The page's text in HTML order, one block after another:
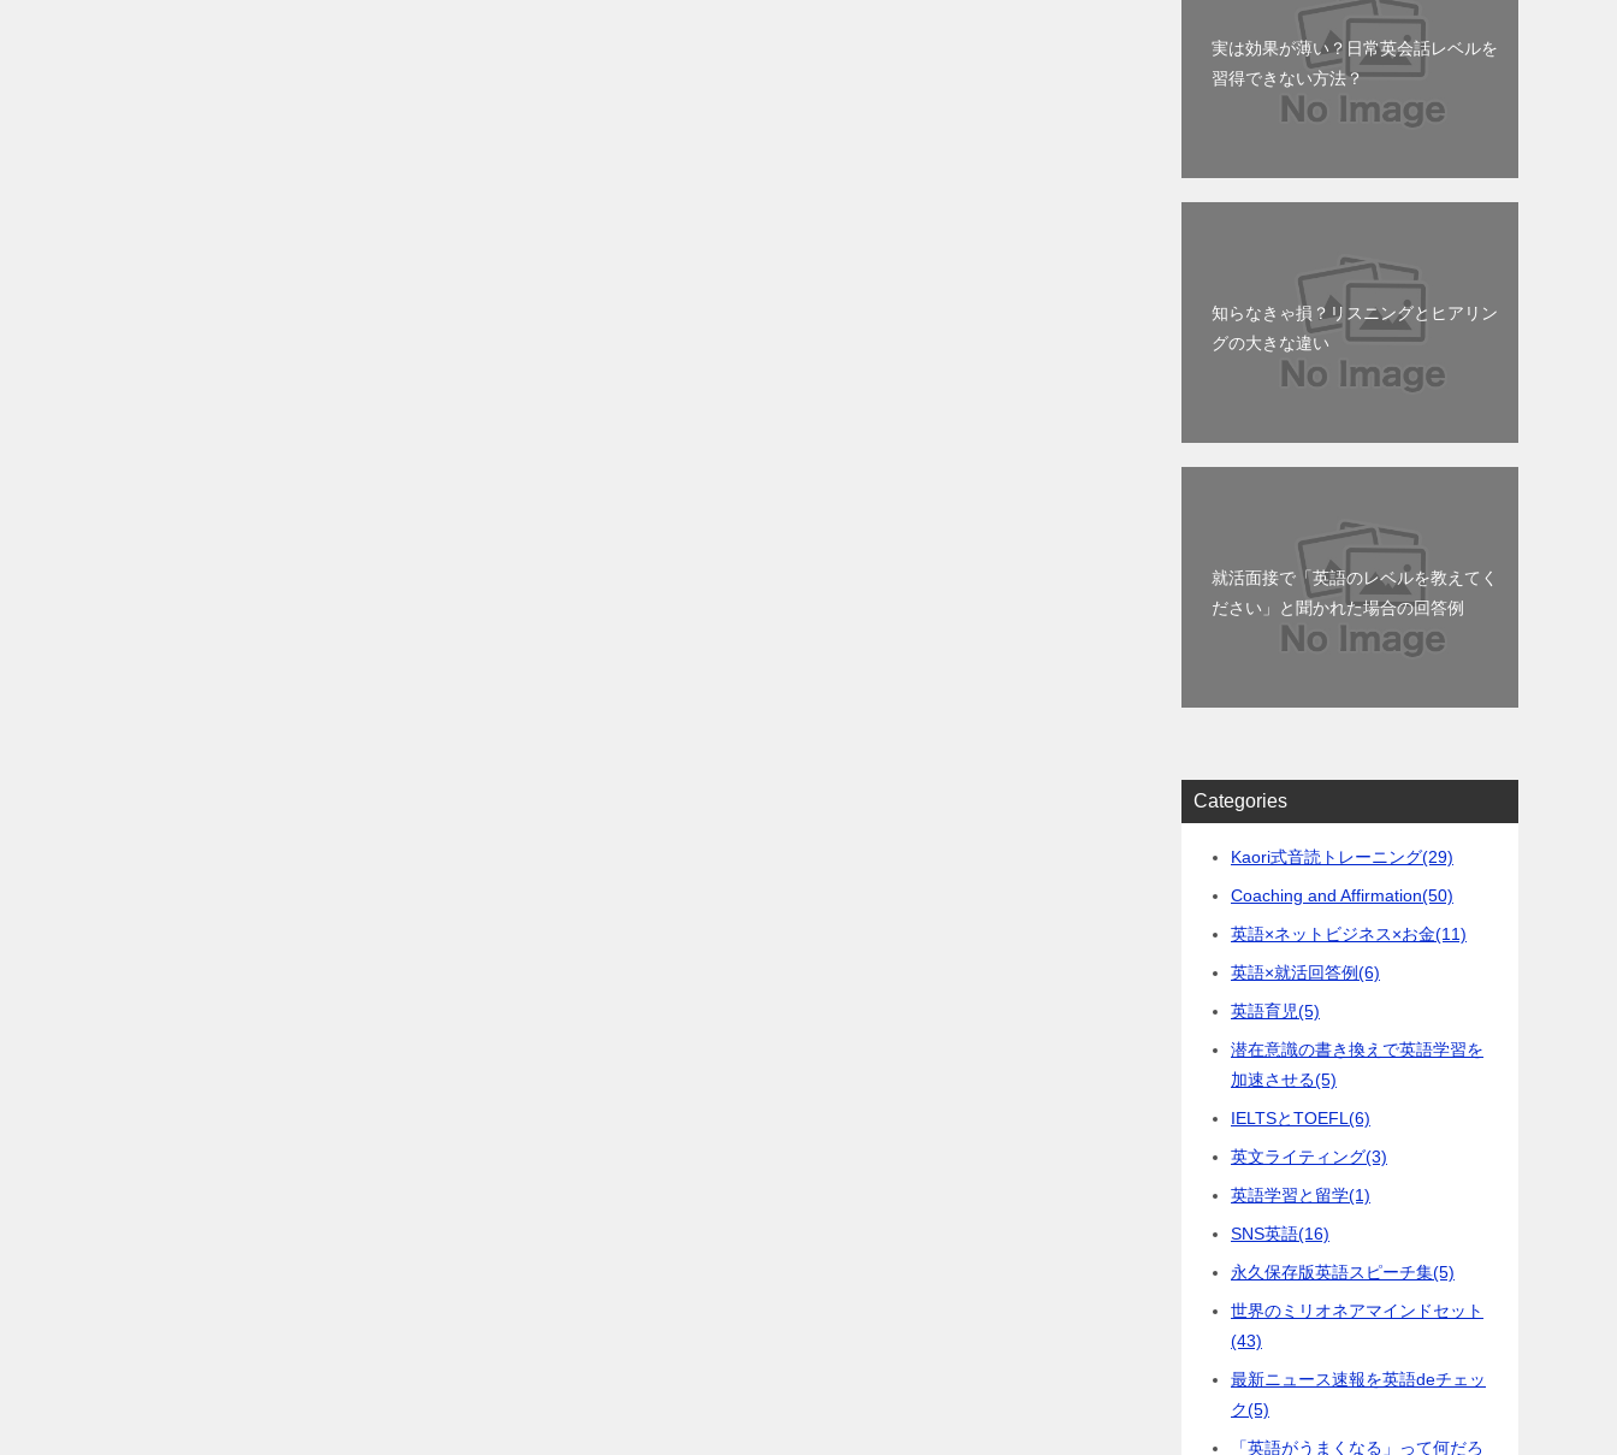
実は効果が薄い？日常英会話レベルを
習得できない方法？
知らなきゃ損？リスニングとヒアリン
グの大きな違い
就活面接で「英語のレベルを教えてく
ださい」と聞かれた場合の回答例
Categories
Kaori式音読トレーニング(29)
Coaching and Affirmation(50)
英語×ネットビジネス×お金(11)
英語×就活回答例(6)
英語育児(5)
潜在意識の書き換えで英語学習を
加速させる(5)
IELTSとTOEFL (6)
英文ライティング(3)
英語学習と留学(1)
SNS英語(16)
永久保存版英語スピーチ集(5)
世界のミリオネアマインドセット
(43)
最新ニュース速報を英語deチェッ
ク(5)
「英語がうまくなる」って何だろ